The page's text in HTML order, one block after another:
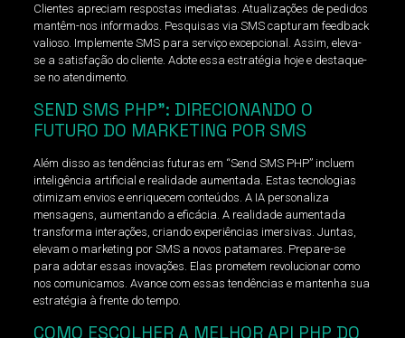
Clientes apreciam respostas imediatas. Atualizações de pedidos
mantêm-nos informados. Pesquisas via SMS capturam feedback
valioso. Implemente SMS para serviço excepcional. Assim, eleva-
se a satisfação do cliente. Adote essa estratégia hoje e destaque-
se no atendimento.
SEND SMS PHP”: DIRECIONANDO O
FUTURO DO MARKETING POR SMS
Além disso as tendências futuras em “Send SMS PHP” incluem
inteligência artificial e realidade aumentada. Estas tecnologias
otimizam envios e enriquecem conteúdos. A IA personaliza
mensagens, aumentando a eficácia. A realidade aumentada
transforma interações, criando experiências imersivas. Juntas,
elevam o marketing por SMS a novos patamares. Prepare-se
para adotar essas inovações. Elas prometem revolucionar como
nos comunicamos. Avance com essas tendências e mantenha sua
estratégia à frente do tempo.
COMO ESCOLHER A MELHOR API PHP DO